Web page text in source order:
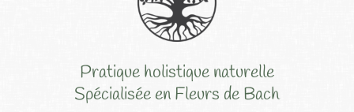
Pratique holistique naturelle
Spécialisée en Fleurs de Bach